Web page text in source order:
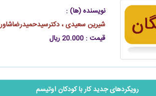
نویسنده (ها) :
شیرین سعیدی ،
قیمت : 20.000 ریال
رویکردهای جدید کار با کودکان اوتیسم